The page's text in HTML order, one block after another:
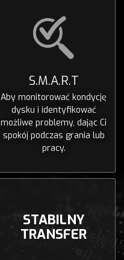
S.M.A.R.T
Aby monitorować kondycję
dysku i identyfikować
możliwe problemy, dając Ci
spokój podczas grania lub
pracy.
STABILNY
TRANSFER